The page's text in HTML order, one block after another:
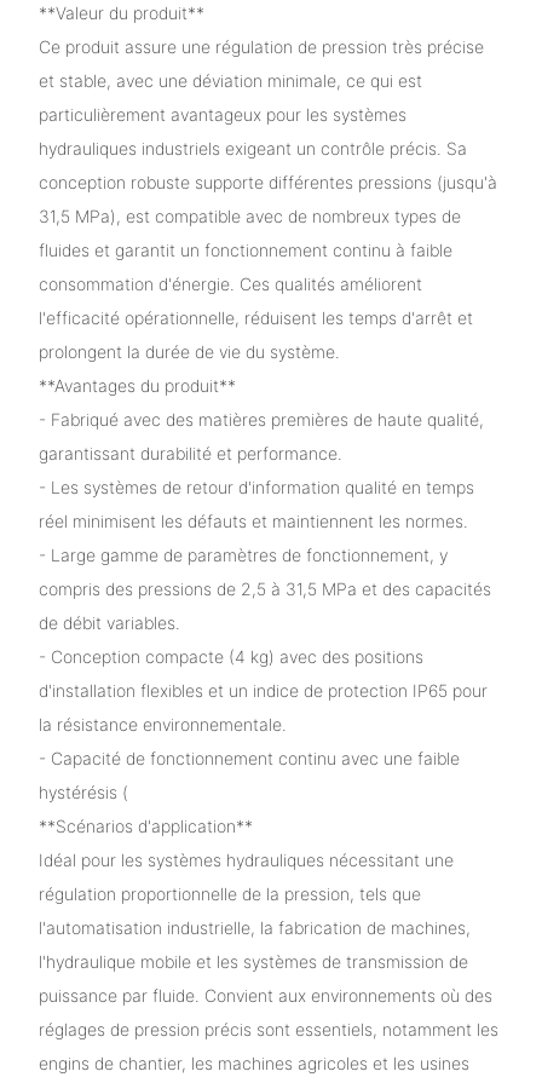
**Valeur du produit**
Ce produit assure une régulation de pression très précise
et stable, avec une déviation minimale, ce qui est
particulièrement avantageux pour les systèmes
hydrauliques industriels exigeant un contrôle précis. Sa
conception robuste supporte différentes pressions (jusqu'à
31,5 MPa), est compatible avec de nombreux types de
fluides et garantit un fonctionnement continu à faible
consommation d'énergie. Ces qualités améliorent
l'efficacité opérationnelle, réduisent les temps d'arrêt et
prolongent la durée de vie du système.
**Avantages du produit**
- Fabriqué avec des matières premières de haute qualité,
garantissant durabilité et performance.
- Les systèmes de retour d'information qualité en temps
réel minimisent les défauts et maintiennent les normes.
- Large gamme de paramètres de fonctionnement, y
compris des pressions de 2,5 à 31,5 MPa et des capacités
de débit variables.
- Conception compacte (4 kg) avec des positions
d'installation flexibles et un indice de protection IP65 pour
la résistance environnementale.
- Capacité de fonctionnement continu avec une faible
hystérésis (
**Scénarios d'application**
Idéal pour les systèmes hydrauliques nécessitant une
régulation proportionnelle de la pression, tels que
l'automatisation industrielle, la fabrication de machines,
l'hydraulique mobile et les systèmes de transmission de
puissance par fluide. Convient aux environnements où des
réglages de pression précis sont essentiels, notamment les
engins de chantier, les machines agricoles et les usines